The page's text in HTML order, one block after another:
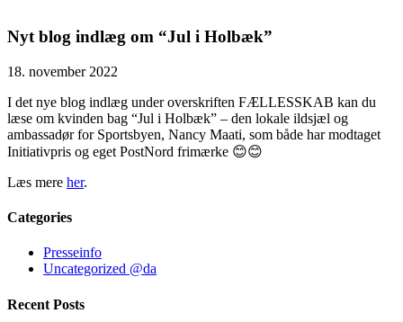
Nyt blog indlæg om “Jul i Holbæk”
18. november 2022
I det nye blog indlæg under overskriften FÆLLESSKAB kan du
læse om kvinden bag “Jul i Holbæk” – den lokale ildsjæl og
ambassadør for Sportsbyen, Nancy Maati, som både har modtaget
Initiativpris og eget PostNord frimærke 😊😊
Læs mere her.
Categories
Presseinfo
Uncategorized @da
Recent Posts